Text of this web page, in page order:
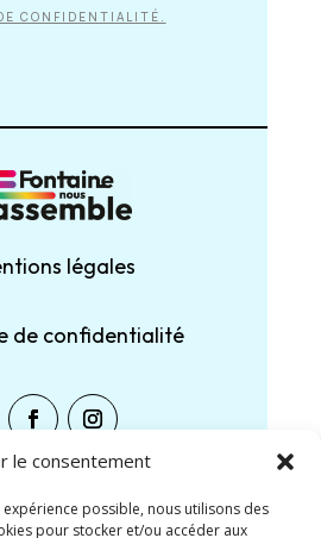
le consentement
possible, nous utilisons des
pour stocker et/ou accéder aux
CONFIDENTIALITÉ.
légales
de confidentialité